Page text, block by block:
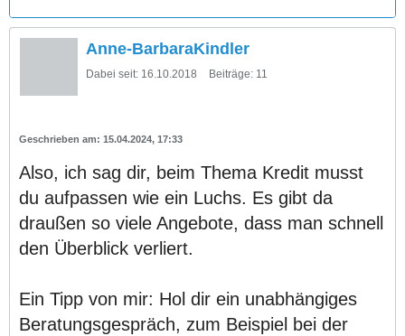
Anne-BarbaraKindler
Dabei seit: 16.10.2018 Beiträge: 11
15.04.2024, 17:33
Also, ich sag dir, beim Thema Kredit musst
du aufpassen wie ein Luchs. Es gibt da
draußen so viele Angebote, dass man schnell
den Überblick verliert.
Ein Tipp von mir: Hol dir ein unabhängiges
Beratungsgespräch, zum Beispiel bei der